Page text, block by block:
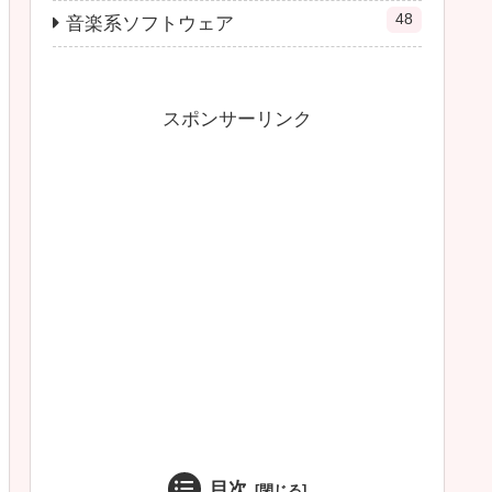
音楽系ソフトウェア 48
スポンサーリンク